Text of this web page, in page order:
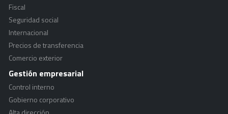
Fiscal
Seguridad social
Internacional
Precios de transferencia
Comercio exterior
Gestión empresarial
Control interno
Gobierno corporativo